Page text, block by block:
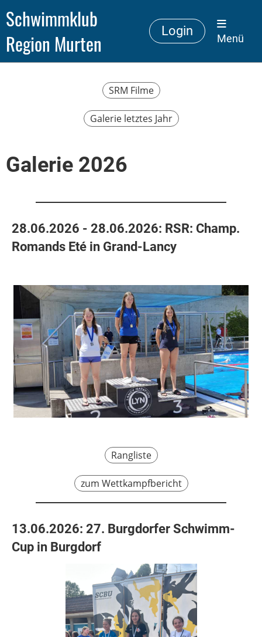
Schwimmklub
Region Murten
Login
Menü
SRM Filme
Galerie letztes Jahr
Galerie 2026
28.06.2026 - 28.06.2026: RSR: Champ.
Romands Eté in Grand-Lancy
Rangliste
zum Wettkampfbericht
13.06.2026: 27. Burgdorfer Schwimm-
Cup in Burgdorf